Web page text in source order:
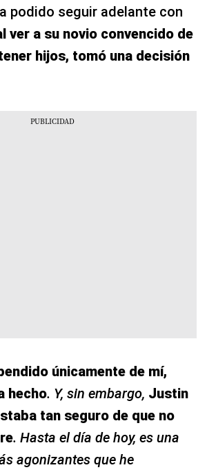
podido seguir adelante con
ver a su novio convencido de
hijos, tomó una decisión
únicamente de mí,
hecho. Y, sin embargo, Justin
tan seguro de que no
. Hasta el día de hoy, es una
agonizantes que he